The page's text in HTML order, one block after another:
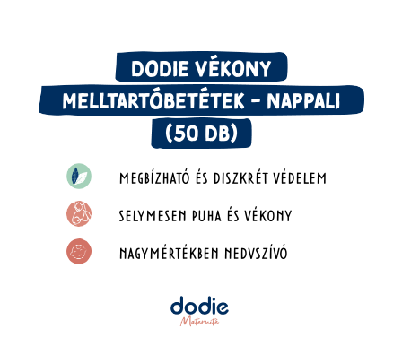
DODIE VÉKONY
MELLTARTÓBETÉTEK - NAPPALI
(50 DB)
MEGBÍZHATÓ ÉS DISZKRÉT VÉDELEM
SELYMESEN PUHA ÉS VÉKONY
NAGYMÉRTÉKBEN NEDVSZÍVÓ